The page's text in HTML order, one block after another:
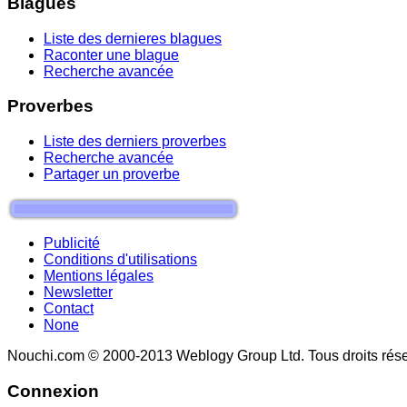
Liste des dernieres blagues
Raconter une blague
Recherche avancée
Proverbes
Liste des derniers proverbes
Recherche avancée
Partager un proverbe
Publicité
Conditions d'utilisations
Mentions légales
Newsletter
Contact
None
Nouchi.com © 2000-2013 Weblogy Group Ltd. Tous droits
Connexion